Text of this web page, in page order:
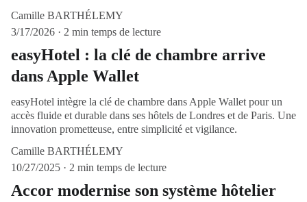
Camille BARTHÉLEMY
3/17/2026
2 min temps de lecture
easyHotel : la clé de chambre arrive
dans Apple Wallet
easyHotel intègre la clé de chambre dans Apple Wallet pour un
accès fluide et durable dans ses hôtels de Londres et de Paris. Une
innovation prometteuse, entre simplicité et vigilance.
Camille BARTHÉLEMY
10/27/2025
2 min temps de lecture
Accor modernise son système hôtelier